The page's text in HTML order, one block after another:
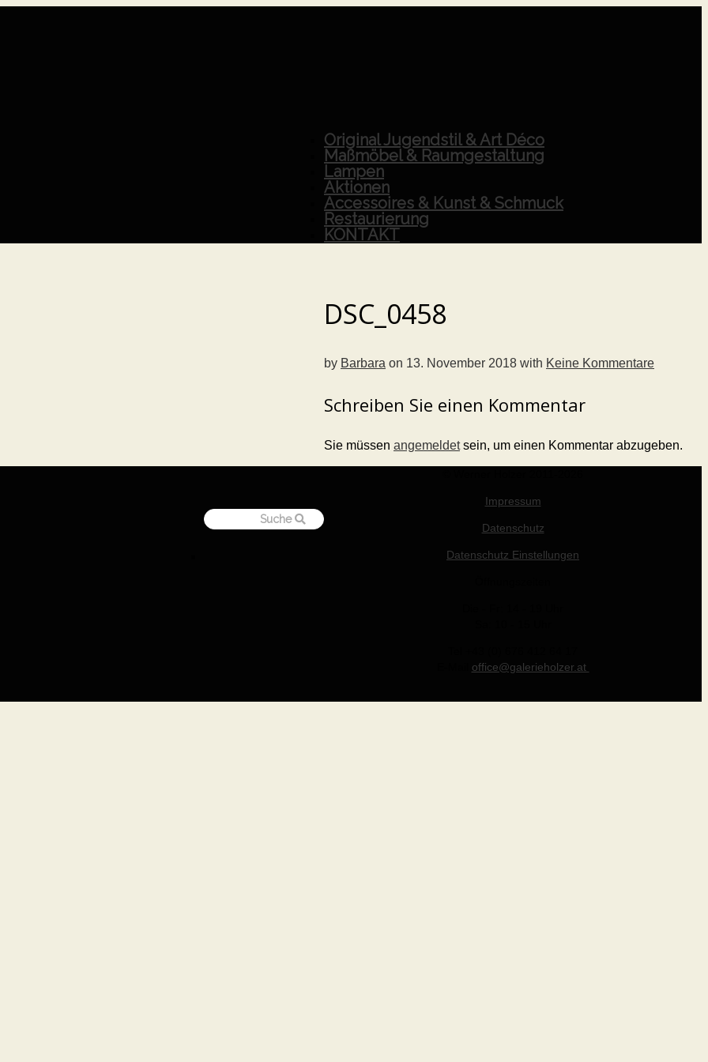
Original Jugendstil & Art Déco
Maßmöbel & Raumgestaltung
Lampen
Aktionen
Accessoires & Kunst & Schmuck
Restaurierung
KONTAKT
DSC_0458
by Barbara on 13. November 2018 with Keine Kommentare
Schreiben Sie einen Kommentar
Sie müssen angemeldetsein, um einen Kommentar abzugeben.
Impressum
Datenschutz
Datenschutz Einstellungen
office@galerieholzer.at